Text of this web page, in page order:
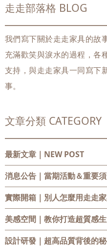
走走部落格 BLOG
我們寫下關於走走家具的故
充滿歡笑與淚水的過程，各
支持，與走走家具一同寫下
事。
文章分類 CATEGORY
最新文章｜NEW POST
消息公告 ｜當期活動＆重要
實際開箱 ｜別人怎麼用走走
美感空間 ｜教你打造超質感
設計研發 ｜超高品質背後的